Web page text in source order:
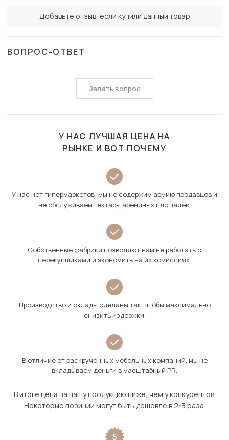
Добавьте отзыв, если купили данный товар
ВОПРОС-ОТВЕТ
Задать вопрос
У НАС ЛУЧШАЯ ЦЕНА НА
РЫНКЕ И ВОТ ПОЧЕМУ
У нас нет гипермаркетов: мы не содержим армию продавцов и
не обслуживаем гектары арендных площадей.
Собственные фабрики позволяют нам не работать с
перекупщиками и экономить на их комиссиях.
Производство и склады сделаны так, чтобы максимально
снизить издержки.
В отличие от раскрученных мебельных компаний, мы не
вкладываем деньги в масштабный PR.
В итоге цена на нашу продукцию ниже, чем у конкурентов.
Некоторые позиции могут быть дешевле в 2-3 раза.
5